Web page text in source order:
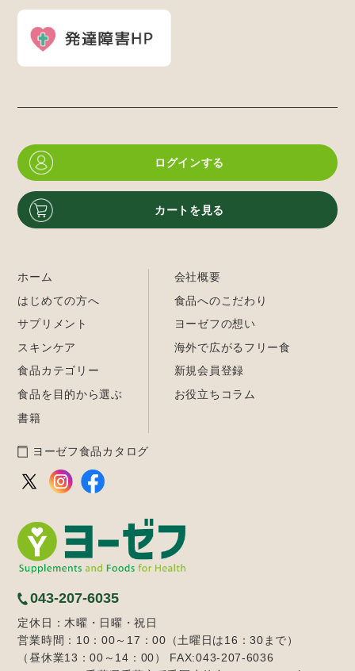
043-207-6035
定休日：木曜・日曜・祝日
営業時間：10：00～17：00（土曜日は16：30まで）
（昼休業13：00～14：00） FAX:043-207-6036
ログインする
カートを見る
ホーム
はじめての方へ
サプリメント
スキンケア
食品カテゴリー
食品を目的から選ぶ
書籍
会社概要
食品へのこだわり
ヨーゼフの想い
海外で広がるフリー食
新規会員登録
お役立ちコラム
ヨーゼフ食品カタログ